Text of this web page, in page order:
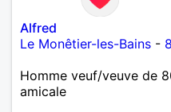
Alfred
Le Monêtier-les-Bains -
Homme veuf/veuve de
amicale